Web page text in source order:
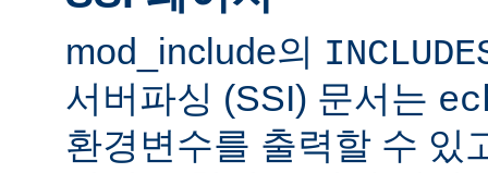
mod_include의
서버파싱 (SSI) 문서는
환경변수를 출력할 수 있